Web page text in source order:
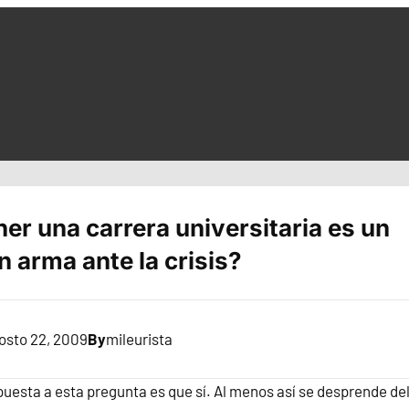
una carrera universitaria es un
arma ante la crisis?
22, 2009Bymileurista
a esta pregunta es que sí. Al menos así se desprende del